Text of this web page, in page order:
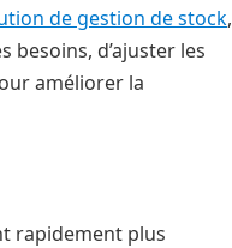
de gestion de stock,
besoins, d’ajuster les
améliorer la
rapidement plus